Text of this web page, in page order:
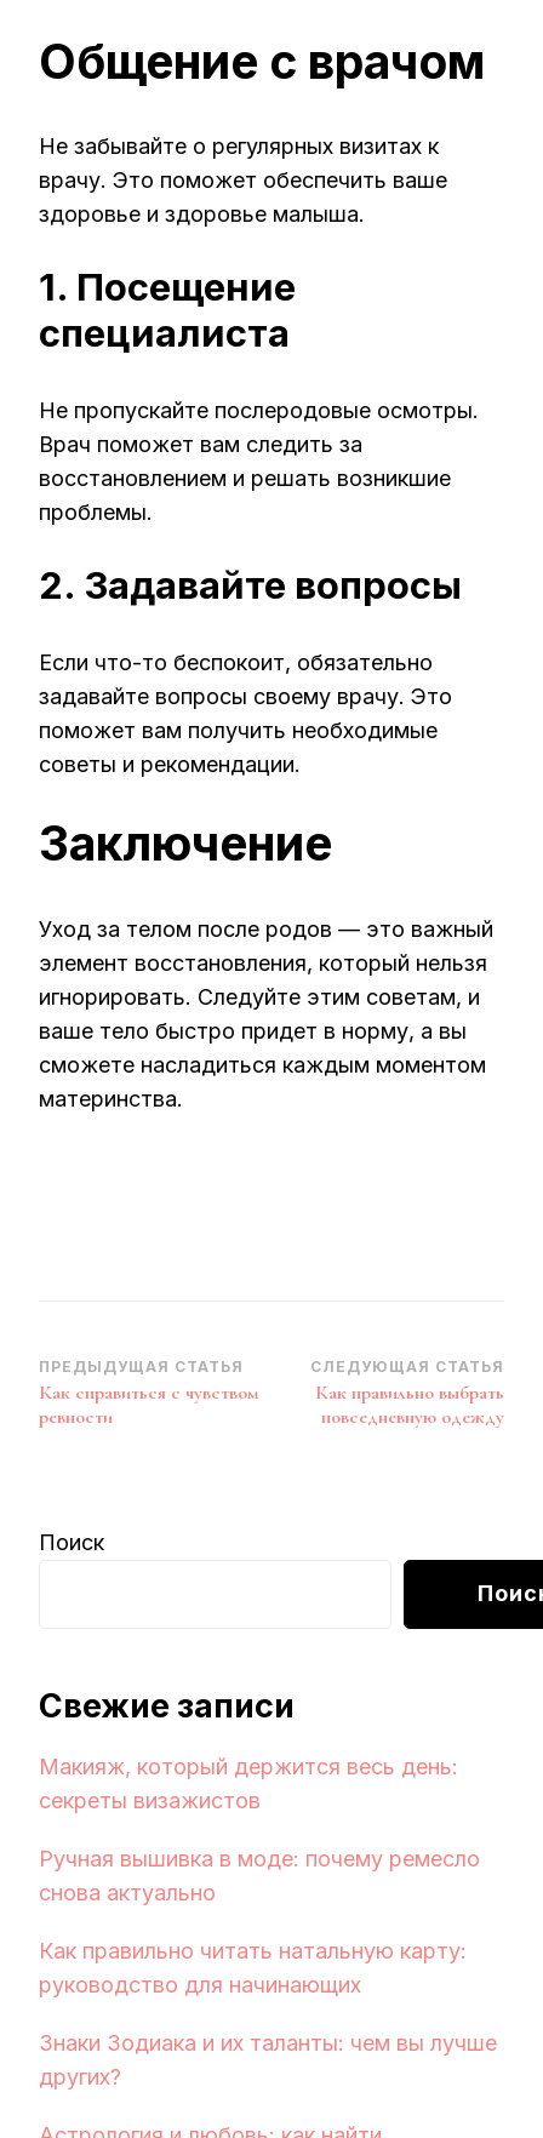
Общение с врачом
Не забывайте о регулярных визитах к
врачу. Это поможет обеспечить ваше
здоровье и здоровье малыша.
1. Посещение
специалиста
Не пропускайте послеродовые осмотры.
Врач поможет вам следить за
восстановлением и решать возникшие
проблемы.
2. Задавайте вопросы
Если что-то беспокоит, обязательно
задавайте вопросы своему врачу. Это
поможет вам получить необходимые
советы и рекомендации.
Заключение
Уход за телом после родов — это важный
элемент восстановления, который нельзя
игнорировать. Следуйте этим советам, и
ваше тело быстро придет в норму, а вы
сможете насладиться каждым моментом
материнства.
Навигация
по
ПРЕДЫДУЩАЯ СТАТЬЯ
Как справиться с чувством
ревности
СЛЕДУЮЩАЯ СТАТЬЯ
Как правильно выбрать
повседневную одежду
Поиск
Свежие записи
Макияж, который держится весь день:
секреты визажистов
Ручная вышивка в моде: почему ремесло
снова актуально
Как правильно читать натальную карту:
руководство для начинающих
Знаки Зодиака и их таланты: чем вы лучше
других?